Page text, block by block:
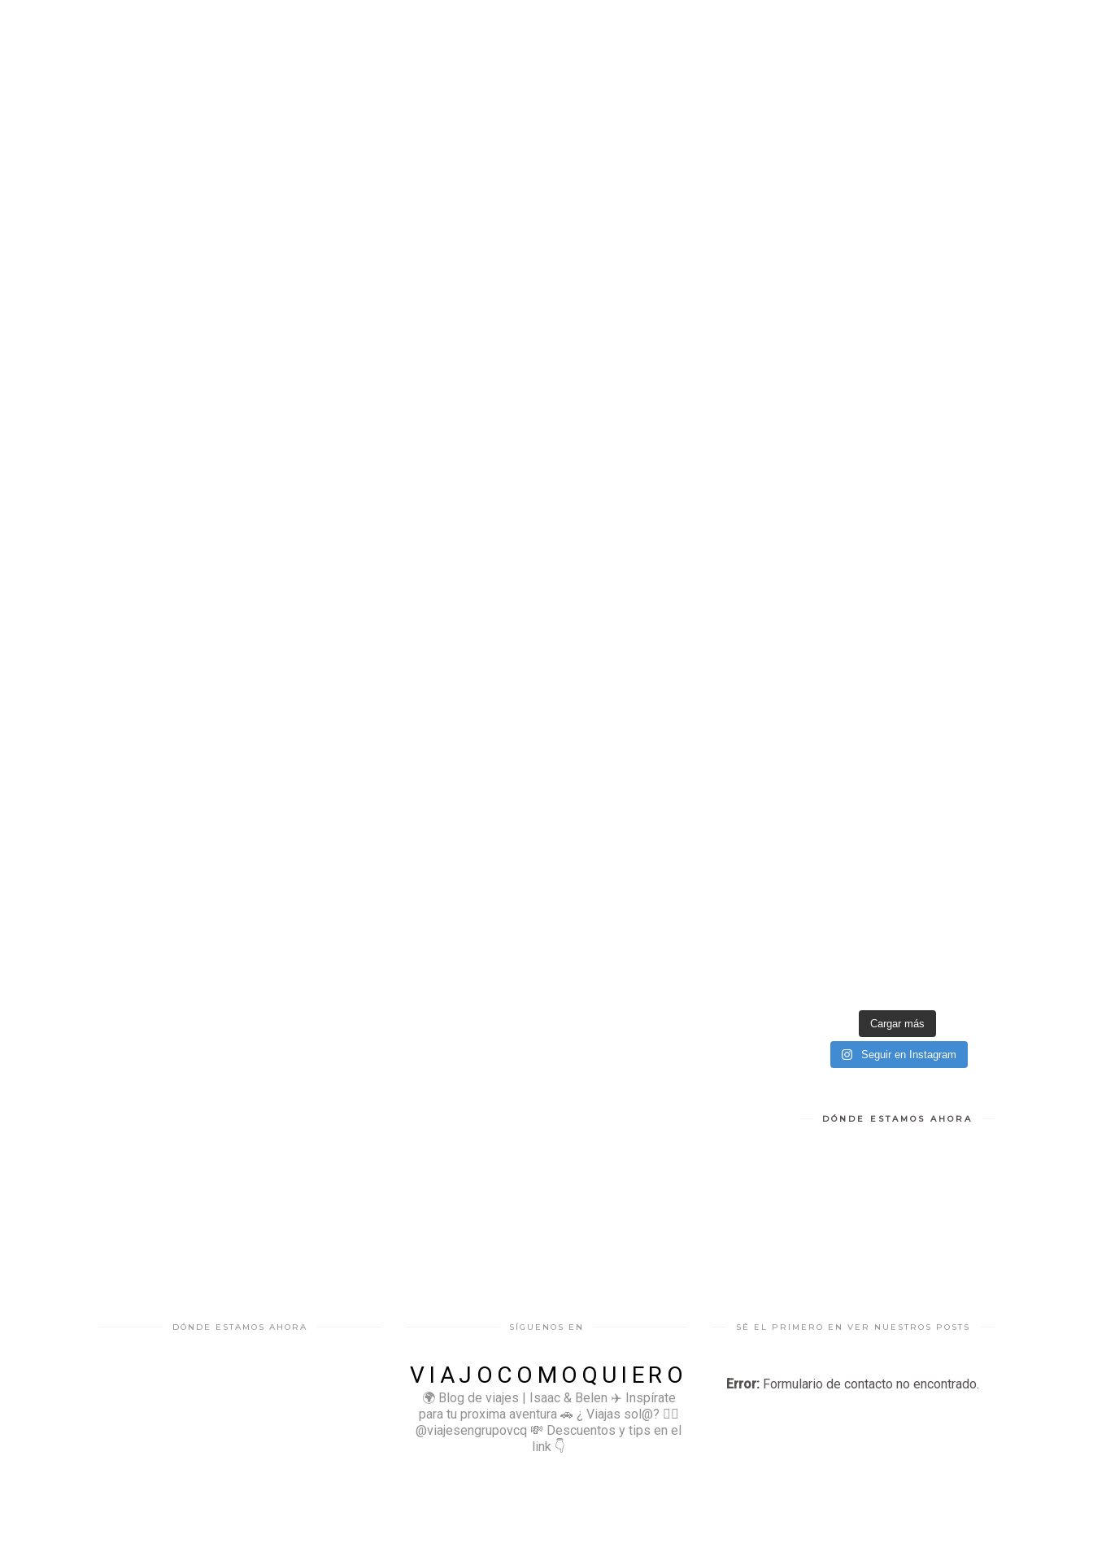
Cargar más
Seguir en Instagram
DÓNDE ESTAMOS AHORA
DÓNDE ESTAMOS AHORA SÍGUENOS EN
VIAJOCOMOQUIERO
🌍 Blog de viajes | Isaac & Belen ✈️ Inspírate
para tu proxima aventura 🚗 ¿ Viajas sol@? 👉🏻
@viajesengrupovcq 💸 Descuentos y tips en el
link 👇
SÉ EL PRIMERO EN VER NUESTROS POSTS
Error: Formulario de contacto no encontrado.